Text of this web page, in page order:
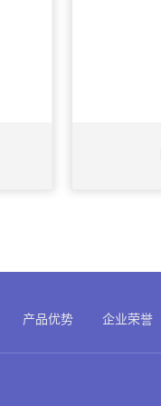
产品优势 企业荣誉